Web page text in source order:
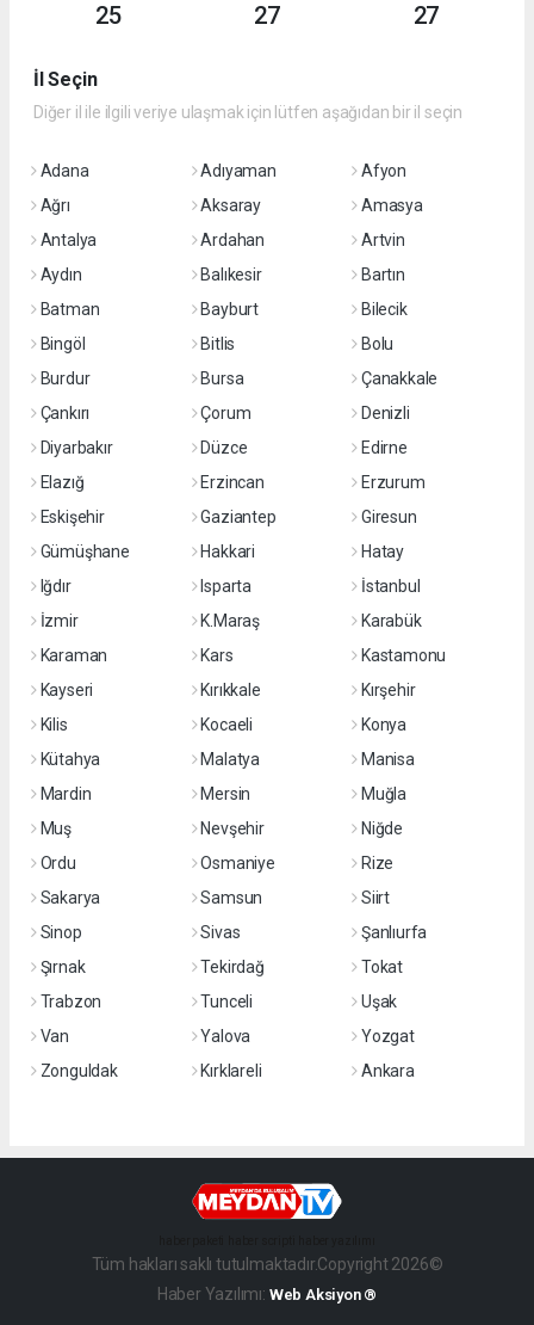
25
27
27
İl Seçin
Diğer il ile ilgili veriye ulaşmak için lütfen aşağıdan bir il seçin
Adana Adıyaman
Afyon
Ağrı
Aksaray
Amasya
Antalya
Ardahan
Artvin
Aydın
Balıkesir
Bartın
Batman
Bayburt
Bilecik
Bingöl
Bitlis
Bolu
Burdur
Bursa
Çanakkale
Çankırı
Çorum
Denizli
Diyarbakır
Düzce
Edirne
Elazığ
Erzincan
Erzurum
Eskişehir
Gaziantep
Giresun
Gümüşhane
Hakkari
Hatay
Iğdır
Isparta
İstanbul
İzmir
K.Maraş
Karabük
Karaman
Kars
Kastamonu
Kayseri
Kırıkkale
Kırşehir
Kilis
Kocaeli
Konya
Kütahya
Malatya
Manisa
Mardin
Mersin
Muğla
Muş
Nevşehir
Niğde
Ordu
Osmaniye
Rize
Sakarya
Samsun
Siirt
Sinop
Sivas
Şanlıurfa
Şırnak
Tekirdağ
Tokat
Trabzon
Tunceli
Uşak
Van
Yalova
Yozgat
Zonguldak
Kırklareli Ankara
Tüm hakları saklı tutulmaktadır.Copyright 2026©
Haber Yazılımı: Web Aksiyon ®